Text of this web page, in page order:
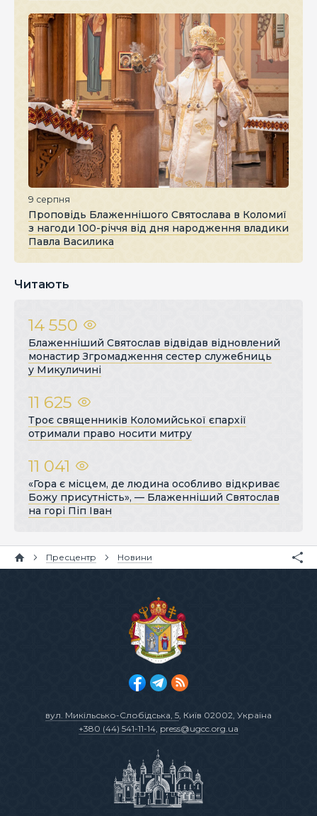
9 серпня
Проповідь Блаженнішого Святослава в Коломиї
з нагоди 100-річчя від дня народження владики
Павла Василика
Читають
14 550
Блаженніший Святослав відвідав відновлений
монастир Згромадження сестер служебниць
у Микуличині
11 625
Троє священників Коломийської єпархії
отримали право носити митру
11 041
«Гора є місцем, де людина особливо відкриває
Божу присутність», — Блаженніший Святослав
на горі Піп Іван
Пресцентр Новини
вул. Микільсько-Слобідська, 5, Київ 02002, Україна
+380 (44) 541-11-14, press@ugcc.org.ua